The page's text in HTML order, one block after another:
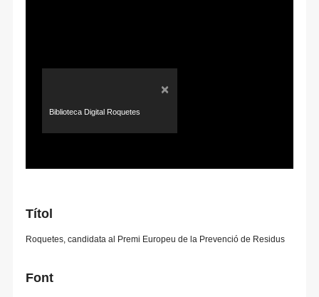
×
Biblioteca Digital Roquetes
Títol
Roquetes, candidata al Premi Europeu de la Prevenció de Residus
Font